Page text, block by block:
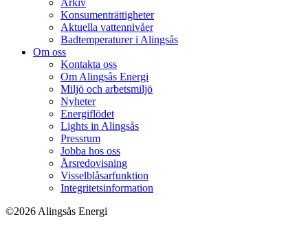
Arkiv
Konsumenträttigheter
Aktuella vattennivåer
Badtemperaturer i Alingsås
Om oss
Kontakta oss
Om Alingsås Energi
Miljö och arbetsmiljö
Nyheter
Energiflödet
Lights in Alingsås
Pressrum
Jobba hos oss
Årsredovisning
Visselblåsarfunktion
Integritetsinformation
©2026 Alingsås Energi